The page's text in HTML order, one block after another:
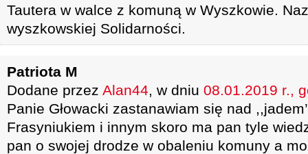
Tautera w walce z komuną w Wyszkowie.
wyszkowskiej Solidarności.
Patriota M
Dodane przez Alan44, w dniu 08.01.2019 r.,
Panie Głowacki zastanawiam się nad
Frasyniukiem i innym skoro ma pan tyle
pan o swojej drodze w obaleniu komuny a